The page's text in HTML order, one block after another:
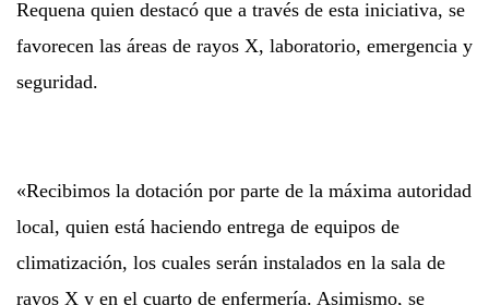
Requena quien destacó que a través de esta iniciativa, se
favorecen las áreas de rayos X, laboratorio, emergencia y
seguridad.
«Recibimos la dotación por parte de la máxima autoridad
local, quien está haciendo entrega de equipos de
climatización, los cuales serán instalados en la sala de
rayos X y en el cuarto de enfermería. Asimismo, se